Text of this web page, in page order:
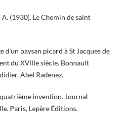
(1930). Le Chemin de saint
d'un paysan picard à St Jacques de
du XVIIIe siècle. Bonnault
Abel Radenez.
invention. Journal
Paris, Lepère Éditions.